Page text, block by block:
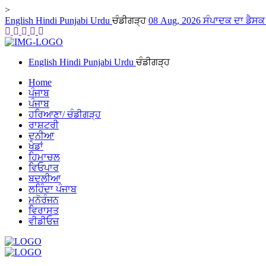
>
English Hindi Punjabi Urdu ਚੰਡੀਗੜ੍ਹ 08 Aug, 2026 ਸੰਪਾਦਕ ਦਾ
English Hindi Punjabi Urdu ਚੰਡੀਗੜ੍ਹ
Home
ਪੰਜਾਬ
ਪੰਜਾਬ
ਹਰਿਆਣਾ/ ਚੰਡੀਗੜ੍ਹ
ਰਾਸ਼ਟਰੀ
ਦੁਨੀਆ
ਖੇਡਾਂ
ਹਿਮਾਚਲ
ਵਿਓਪਾਰ
ਬਦਲੀਆ
ਲਹਿੰਦਾ ਪੰਜਾਬ
ਮਨੋਰੰਜਨ
ਵਿਰਾਸਤ
ਵੀਡੀਓਜ਼